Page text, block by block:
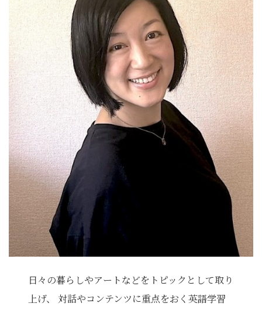
日々の暮らしやアートなどをトピックとして取り
上げ、 対話やコンテンツに重点をおく英語学習